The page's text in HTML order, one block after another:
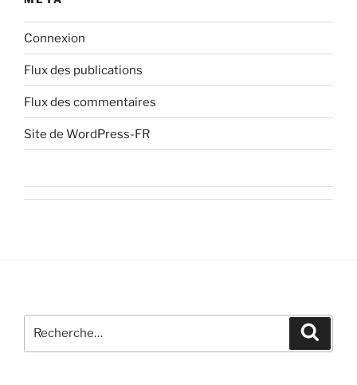
Connexion
Flux des publications
Flux des commentaires
Site de WordPress-FR
pour